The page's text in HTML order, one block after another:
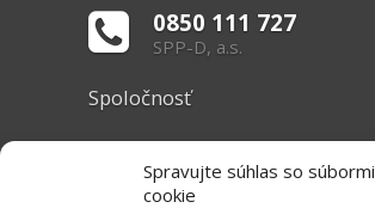
Spravujte súhlas so súbormi
cookie
0850 111 727
SPP-D, a.s.
Spoločnosť
O nás
Základné informácie